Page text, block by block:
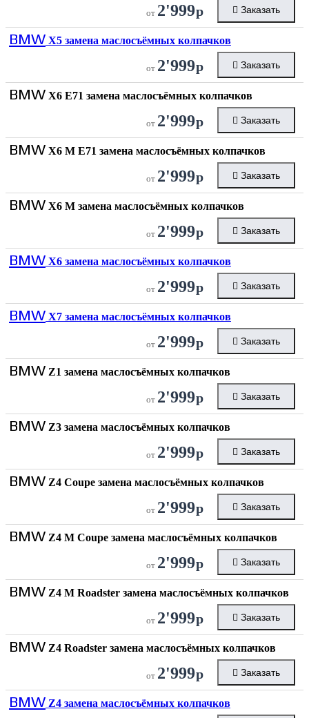
от 2'999р Заказать
BMW X5 замена маслосъёмных колпачков
от 2'999р Заказать
BMW X6 E71 замена маслосъёмных колпачков
от 2'999р Заказать
BMW X6 M E71 замена маслосъёмных колпачков
от 2'999р Заказать
BMW X6 M замена маслосъёмных колпачков
от 2'999р Заказать
BMW X6 замена маслосъёмных колпачков
от 2'999р Заказать
BMW X7 замена маслосъёмных колпачков
от 2'999р Заказать
BMW Z1 замена маслосъёмных колпачков
от 2'999р Заказать
BMW Z3 замена маслосъёмных колпачков
от 2'999р Заказать
BMW Z4 Coupe замена маслосъёмных колпачков
от 2'999р Заказать
BMW Z4 M Coupe замена маслосъёмных колпачков
от 2'999р Заказать
BMW Z4 M Roadster замена маслосъёмных колпачков
от 2'999р Заказать
BMW Z4 Roadster замена маслосъёмных колпачков
от 2'999р Заказать
BMW Z4 замена маслосъёмных колпачков